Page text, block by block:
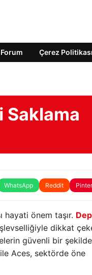
Forum Çerez Politikası
Saklama
WhatsApp Reddit
hayati önem taşır.
dikkat
güvenli bir şekilde
Aces, sektörde öne